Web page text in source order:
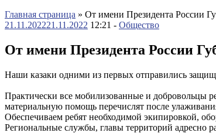
Главная страница » От имени Президента России
21.11.202221.11.2022 12:21 - Общество
От имени Президента России
Наши казаки одними из первых отправились
Практически все мобилизованные и добровольцы
материальную помощь перечислят после
Обеспечиваем ребят необходимой экипировкой,
Региональные службы, главы территорий